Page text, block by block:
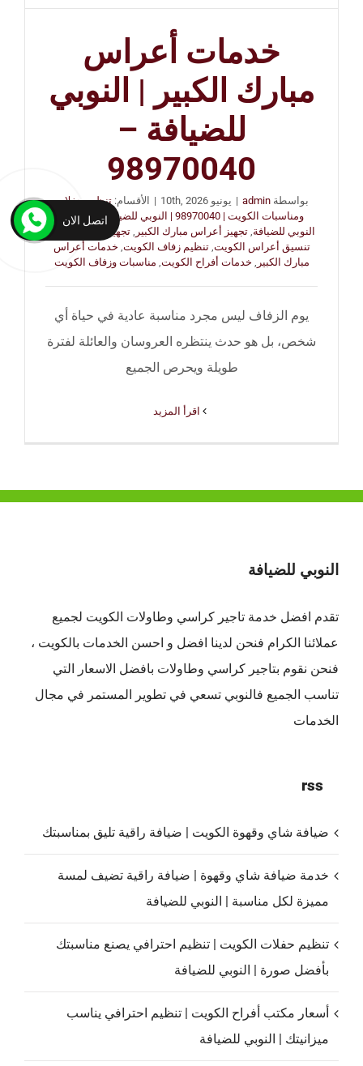
خدمات أعراس
مبارك الكبير | النوبي
للضيافة –
98970040
بواسطةadmin
| يونيو 10th, 2026 | الأقسام:تنظيم حفلات
ومناسبات الكويت | 98970040 | النوبي للضيافة
الوسوم:
النوبي للضيافة تجهيز أعراس مبارك الكبير تجهيز حفلات زفاف,
تنسيق أعراس الكويت ,تنظيم زفاف الكويت خدمات أعراس
مبارك الكبير
خدمات أفراح الكويت مناسبات وزفاف الكويت
يوم الزفاف ليس مجرد مناسبة عادية في حياة أي
شخص، بل هو حدث ينتظره العروسان والعائلة لفترة
طويلة ويحرص الجميع
النوبي للضيافة
تقدم افضل خدمة تاجير كراسي وطاولات الكويت لجميع
عملائنا الكرام فنحن لدينا افضل و احسن الخدمات بالكويت ،
فنحن نقوم بتاجير كراسي وطاولات بافضل الاسعار التي
تناسب الجميع فالنوبي تسعي في تطوير المستمر في مجال
الخدمات
rss
ضيافة شاي وقهوة الكويت | ضيافة راقية تليق بمناسبتك
خدمة ضيافة شاي وقهوة | ضيافة راقية تضيف لمسة
مميزة لكل مناسبة | النوبي للضيافة
تنظيم حفلات الكويت | تنظيم احترافي يصنع مناسبتك
بأفضل صورة | النوبي للضيافة
أسعار مكتب أفراح الكويت | تنظيم احترافي يناسب
ميزانيتك | النوبي للضيافة
اتصل الان